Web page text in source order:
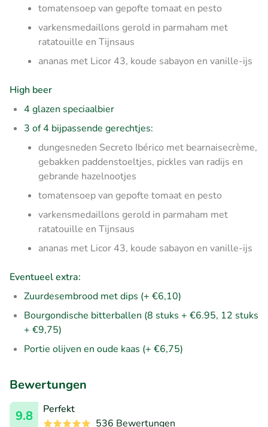
tomatensoep van gepofte tomaat en pesto
varkensmedaillons gerold in parmaham met
ratatouille en Tijnsaus
ananas met Licor 43, koude sabayon en vanille-ijs
High beer
4 glazen speciaalbier
3 of 4 bijpassende gerechtjes:
dungesneden Secreto Ibérico met bearnaisecrème,
gebakken paddenstoeltjes, pickles van radijs en
gebrande hazelnootjes
tomatensoep van gepofte tomaat en pesto
varkensmedaillons gerold in parmaham met
ratatouille en Tijnsaus
ananas met Licor 43, koude sabayon en vanille-ijs
Eventueel extra:
Zuurdesembrood met dips (+ €6,10)
Bourgondische bitterballen (8 stuks + €6.95, 12 stuks
+ €9,75)
Portie olijven en oude kaas (+ €6,75)
Bewertungen
9.8
Perfekt
536 Bewertungen